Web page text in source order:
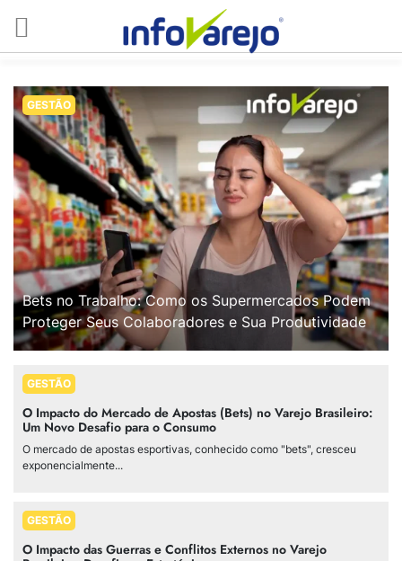
GESTÃO
Bets no Trabalho: Como os Supermercados Podem
Proteger Seus Colaboradores e Sua Produtividade
GESTÃO
O Impacto do Mercado de Apostas (Bets) no Varejo Brasileiro:
Um Novo Desafio para o Consumo
O mercado de apostas esportivas, conhecido como "bets", cresceu
exponencialmente...
GESTÃO
O Impacto das Guerras e Conflitos Externos no Varejo